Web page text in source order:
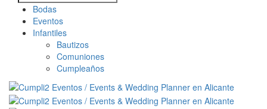
Bodas
Eventos
Infantiles
Bautizos
Comuniones
Cumpleaños